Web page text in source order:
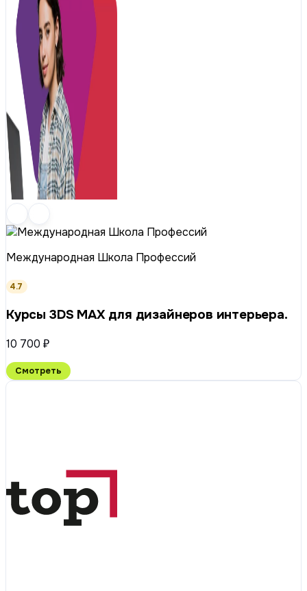
Международная Школа Профессий
4.7
Курсы 3DS MAX для дизайнеров интерьера.
10 700 ₽
Смотреть